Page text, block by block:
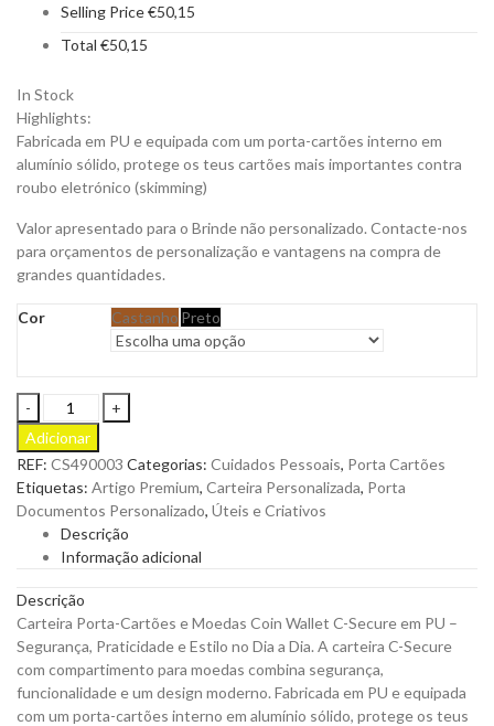
Selling Price€50,15
Total €50,15
In Stock
Highlights:
Fabricada em PU e equipada com um porta-cartões interno em
alumínio sólido, protege os teus cartões mais importantes contra
roubo eletrónico (skimming)
Valor apresentado para o Brinde não personalizado. Contacte-nos
para orçamentos de personalização e vantagens na compra de
grandes quantidades.
Cor Castanho Preto
Carteira
Porta-
Cartões
e
Moedas
Coin
Wallet
C-
em
PU
para
Personalizar
quantity
Adicionar
REF: CS490003 Categorias: Cuidados Pessoais, Porta Cartões
Etiquetas: Artigo Premium, Carteira Personalizada, Porta
Documentos Personalizado, Úteis e Criativos
Descrição
Informação adicional
Descrição
Carteira Porta-Cartões e Moedas Coin Wallet C-Secure em PU –
Segurança, Praticidade e Estilo no Dia a Dia. A carteira C-Secure
com compartimento para moedas combina segurança,
funcionalidade e um design moderno. Fabricada em PU e equipada
com um porta-cartões interno em alumínio sólido, protege os teus